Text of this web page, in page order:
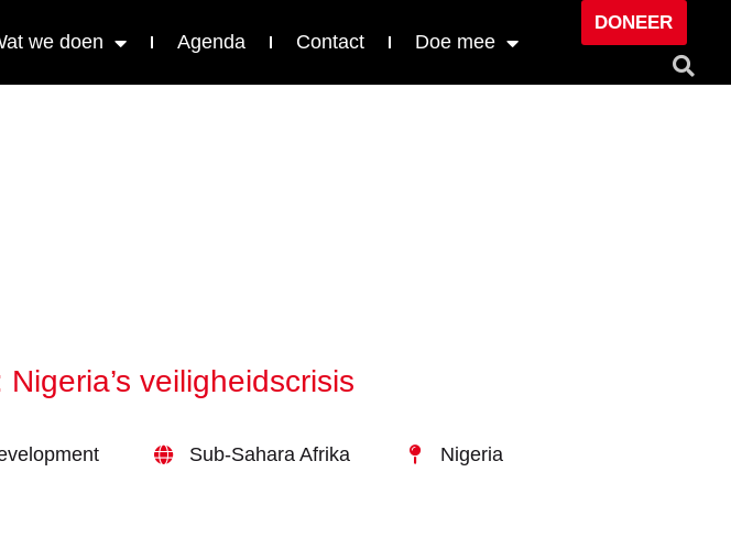
we doen Agenda Contact Doe mee
DONEER
veiligheidscrisis
Sub-Sahara Afrika Nigeria